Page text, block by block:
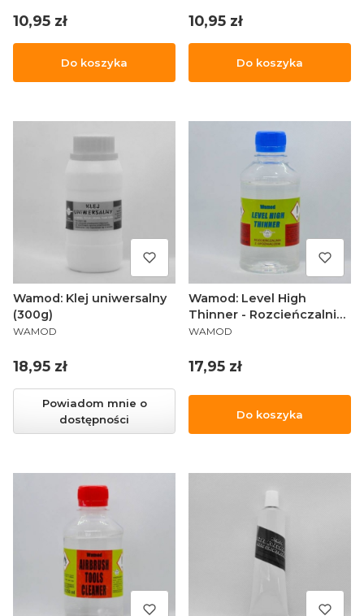
Cena
10,95 zł
Do koszyka
Cena
10,95 zł
Do koszyka
Wamod: Klej uniwersalny
(300g)
PRODUCENT
WAMOD
Cena
18,95 zł
Powiadom mnie o
dostępności
Wamod: Level High
Thinner - Rozcieńczalnik
z opóźniaczem
PRODUCENT
WAMOD
Cena
17,95 zł
Do koszyka